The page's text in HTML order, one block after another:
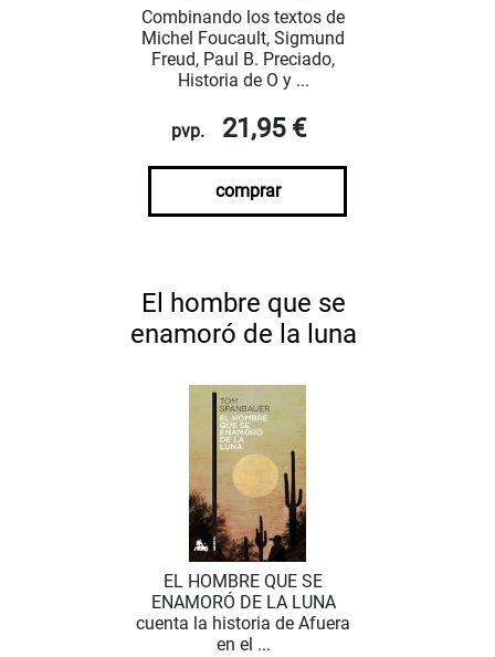
Combinando los textos de
Michel Foucault, Sigmund
Freud, Paul B. Preciado,
Historia de O y ...
pvp. 21,95 €
comprar
El hombre que se
enamoró de la luna
EL HOMBRE QUE SE
ENAMORÓ DE LA LUNA
cuenta la historia de Afuera
en el ...